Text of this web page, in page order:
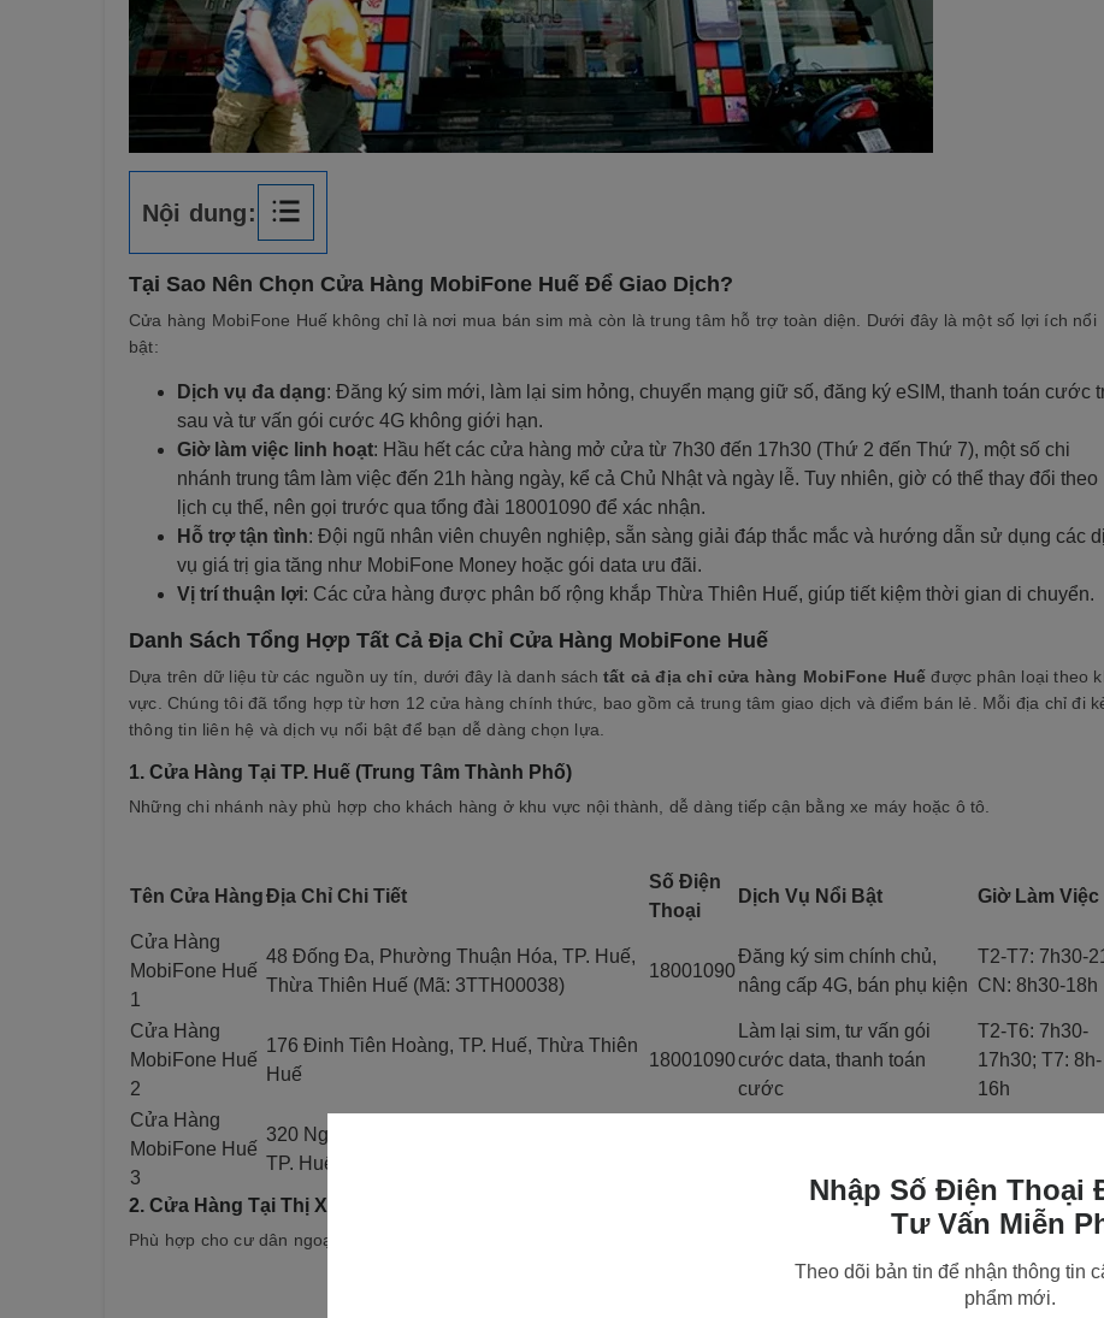
Nhập Số Điện Thoại
Tư Vấn Miễn
Theo dõi bản tin để nhận thông tin
phẩm mới.
Nội dung:
Tại Sao Nên Chọn Cửa Hàng MobiFone Huế Để Giao Dịch?
Cửa hàng MobiFone Huế không chỉ là nơi mua bán sim mà còn là trung tâm hỗ trợ toàn diện. Dưới đây là một số lợi ích nổi
bật:
Dịch vụ đa dạng: Đăng ký sim mới, làm lại sim hỏng, chuyển mạng giữ số, đăng ký eSIM, thanh toán cước
sau và tư vấn gói cước 4G không giới hạn.
Giờ làm việc linh hoạt: Hầu hết các cửa hàng mở cửa từ 7h30 đến 17h30 (Thứ 2 đến Thứ 7), một số chi
nhánh trung tâm làm việc đến 21h hàng ngày, kể cả Chủ Nhật và ngày lễ. Tuy nhiên, giờ có thể thay đổi theo
lịch cụ thể, nên gọi trước qua tổng đài 18001090 để xác nhận.
Hỗ trợ tận tình: Đội ngũ nhân viên chuyên nghiệp, sẵn sàng giải đáp thắc mắc và hướng dẫn sử dụng các
vụ giá trị gia tăng như MobiFone Money hoặc gói data ưu đãi.
Vị trí thuận lợi: Các cửa hàng được phân bố rộng khắp Thừa Thiên Huế, giúp tiết kiệm thời gian di chuyển.
Danh Sách Tổng Hợp Tất Cả Địa Chỉ Cửa Hàng MobiFone Huế
Dựa trên dữ liệu từ các nguồn uy tín, dưới đây là danh sách tất cả địa chỉ cửa hàng MobiFone Huế được phân loại theo
vực. Chúng tôi đã tổng hợp từ hơn 12 cửa hàng chính thức, bao gồm cả trung tâm giao dịch và điểm bán lẻ. Mỗi địa chỉ đi
thông tin liên hệ và dịch vụ nổi bật để bạn dễ dàng chọn lựa.
1. Cửa Hàng Tại TP. Huế (Trung Tâm Thành Phố)
Những chi nhánh này phù hợp cho khách hàng ở khu vực nội thành, dễ dàng tiếp cận bằng xe máy hoặc ô tô.
Tên Cửa HàngĐịa Chỉ Chi Tiết
Số Điện
Thoại
Dịch Vụ Nổi Bật Giờ Làm Việc
Cửa Hàng
MobiFone Huế
1
48 Đống Đa, Phường Thuận Hóa, TP. Huế,
Thừa Thiên Huế (Mã: 3TTH00038)
18001090
Đăng ký sim chính chủ,
nâng cấp 4G, bán phụ kiện
T2-T7: 7h30-
CN: 8h30-18h
Cửa Hàng
MobiFone Huế
2
176 Đinh Tiên Hoàng, TP. Huế, Thừa Thiên
Huế
18001090
Làm lại sim, tư vấn gói
cước data, thanh toán
cước
T2-T6: 7h30-
17h30; T7: 8h-
16h
Cửa Hàng
MobiFone Huế
3
320 Nguyễn Thị Minh Khai (gần trung tâm),
TP. Huế (Địa chỉ cũ: Phường 5)
2. Cửa Hàng Tại Thị Xã Hương Trà Và Hương Thủy
Phù hợp cho cư dân ngoại ô, gần các tuyến đường chính như Nguyễn Tất Thành.